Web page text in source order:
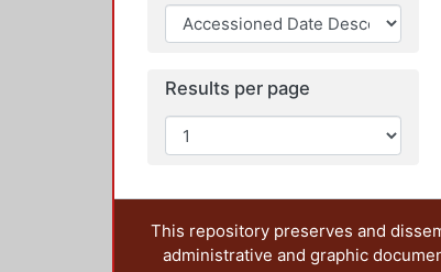
Results per page
This repository preserves and
administrative and graphic